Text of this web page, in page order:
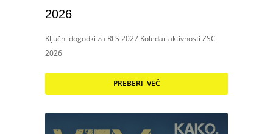
2026
Ključni dogodki za RLS 2027 Koledar aktivnosti ZSC
2026
PREBERI VEČ